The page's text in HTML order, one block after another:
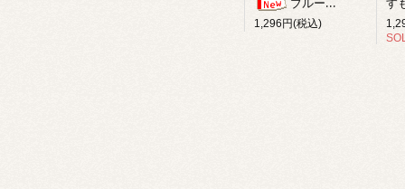
ブルーベリー柚子ジャム
1,296円(税込)